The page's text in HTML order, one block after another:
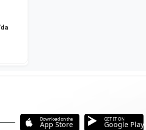
Download on the
App Store
GET IT ON
Google Play